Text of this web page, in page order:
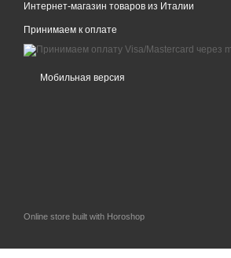
Интернет-магазин товаров из Италии
Принимаем к оплате
Мобильная версия
Online store built with Horoshop